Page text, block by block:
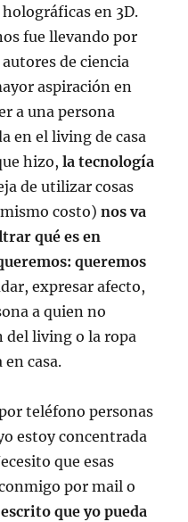
en 3D.
fue llevando por
de ciencia
aspiración en
a una persona
en el living de casa
hizo, la tecnología
de utilizar cosas
mismo costo)nos va
qué es en
queremos
expresar afecto,
a quien no
del living o la ropa
en casa.
teléfono personas
estoy concentrada
que esas
por mail o
que yo pueda